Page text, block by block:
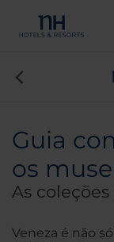
Guia
os
As
Veneza é não